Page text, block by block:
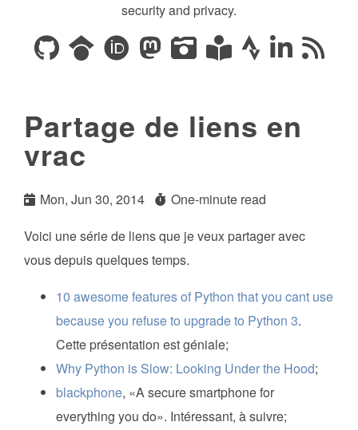
security and privacy.
Partage de liens en
vrac
Mon, Jun 30, 2014
One-minute read
Voici une série de liens que je veux partager avec
vous depuis quelques temps.
10 awesome features of Python that you cant use
because you refuse to upgrade to Python 3.
Cette présentation est géniale;
Why Python is Slow: Looking Under the Hood;
blackphone, «A secure smartphone for
everything you do». Intéressant, à suivre;